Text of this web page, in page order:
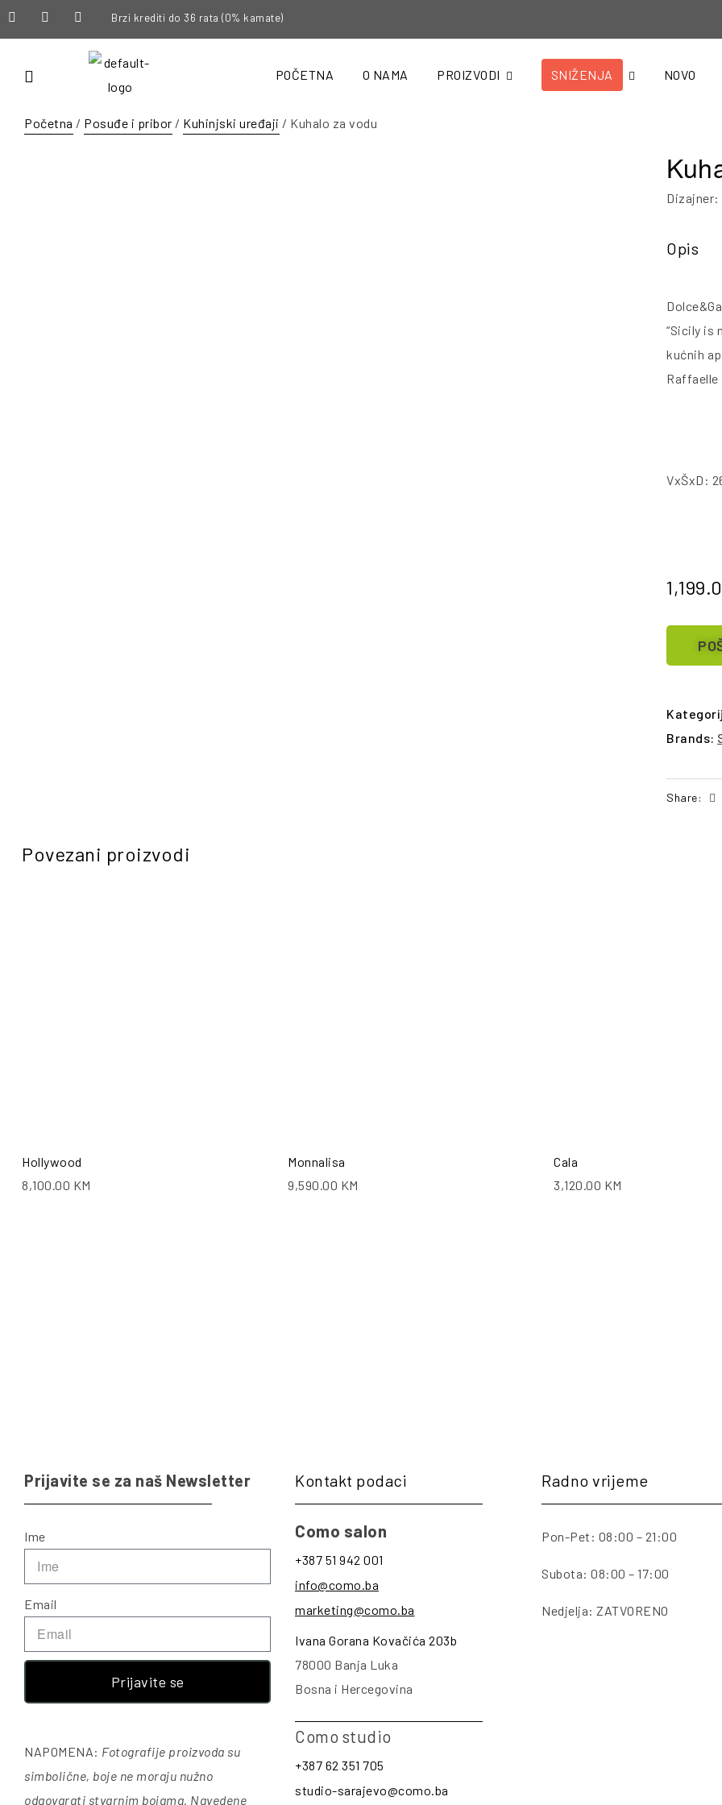
Brzi krediti do 36 rata (0% kamate)
POČETNA O NAMA PROIZVODI SNIŽENJA NOVO
Početna / Posuđe i pribor / Kuhinjski uređaji / Kuhalo za vodu
Opis
“Sicily is
kućnih
VxŠxD:
Brands:
Share:
Povezani proizvodi
Hollywood
8,100.00 KM
Monnalisa
9,590.00 KM
Cala
3,120.00 KM
Prijavite se za naš Newsletter
Ime
Email
Prijavite se
NAPOMENA: Fotografije proizvoda su
simbolične, boje ne moraju nužno
odgovarati stvarnim bojama. Navedene
Kontakt podaci
Como salon
+387 51 942 001
info@como.ba
marketing@como.ba
Ivana Gorana Kovačića 203b
78000 Banja Luka
Bosna i Hercegovina
Como studio
+387 62 351 705
studio-sarajevo@como.ba
Radno vrijeme
Pon-Pet: 08:00 – 21:00
Subota: 08:00 – 17:00
Nedjelja: ZATVORENO